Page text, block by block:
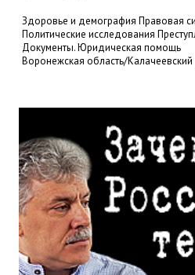
Здоровье и демография Правовая
Политические исследования
Документы.Юридическая помощь
Воронежская область/Калачеевский